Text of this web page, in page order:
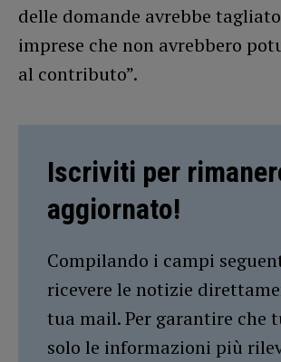
delle domande avrebbe
imprese che non avrebbero
al contributo”.
Iscriviti per
aggiornato!
Compilando i campi
ricevere le notizie
tua mail. Per garantire che
solo le informazioni più